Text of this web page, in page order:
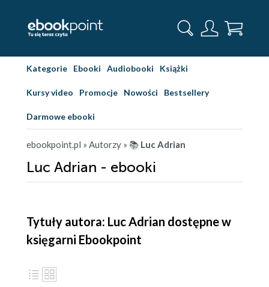
Kategorie Ebooki Audiobooki Książki
Kursy video Promocje Nowości Bestsellery
Darmowe ebooki
ebookpoint.pl » Autorzy » 📚 Luc Adrian
Luc Adrian - ebooki
Tytuły autora: Luc Adrian dostępne w
księgarni Ebookpoint